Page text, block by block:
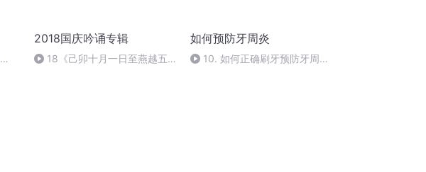
2018国庆吟诵专辑
18《己卯十月一日至燕越五
如何预防牙周炎
10. 如何正确刷牙预防牙周